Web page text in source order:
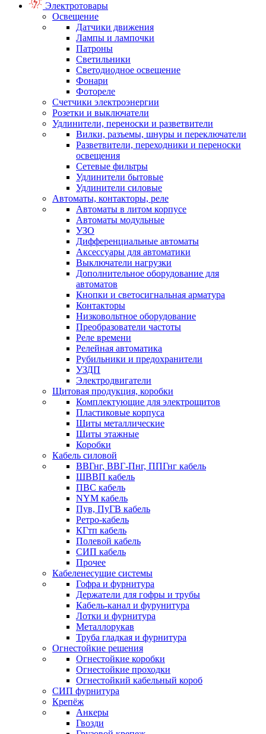
Электротовары
Освещение
Датчики движения
Лампы и лампочки
Патроны
Светильники
Светодиодное освещение
Фонари
Фотореле
Счетчики электроэнергии
Розетки и выключатели
Удлинители, переноски и разветвители
Вилки, разъемы, шнуры и переключатели
Разветвители, переходники и переноски
освещения
Сетевые фильтры
Удлинители бытовые
Удлинители силовые
Автоматы, контакторы, реле
Автоматы в литом корпусе
Автоматы модульные
УЗО
Дифференциальные автоматы
Аксессуары для автоматики
Выключатели нагрузки
Дополнительное оборудование для
автоматов
Кнопки и светосигнальная арматура
Контакторы
Низковольтное оборудование
Преобразователи частоты
Реле времени
Релейная автоматика
Рубильники и предохранители
УЗДП
Электродвигатели
Щитовая продукция, коробки
Комплектующие для электрощитов
Пластиковые корпуса
Щиты металлические
Щиты этажные
Коробки
Кабель силовой
ВВГнг, ВВГ-Пнг, ППГнг кабель
ШВВП кабель
ПВС кабель
NYM кабель
Пув, ПуГВ кабель
Ретро-кабель
КГтп кабель
Полевой кабель
СИП кабель
Прочее
Кабеленесущие системы
Гофра и фурнитура
Держатели для гофры и трубы
Кабель-канал и фурунитура
Лотки и фурнитура
Металлорукав
Труба гладкая и фурнитура
Огнестойкие решения
Огнестойкие коробки
Огнестойкие проходки
Огнестойкий кабельный короб
СИП фурнитура
Крепёж
Анкеры
Гвозди